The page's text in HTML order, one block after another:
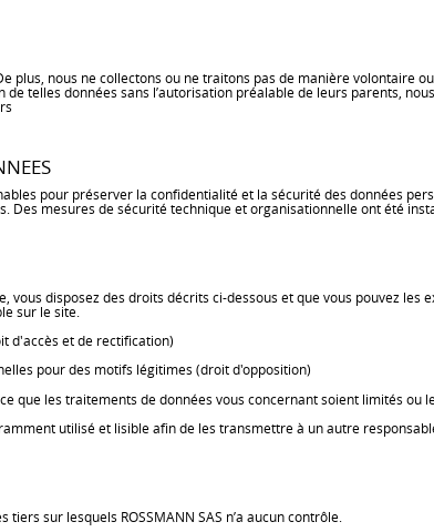
plus, nous ne collectons ou ne traitons pas de manière volontaire
telles données sans l’autorisation préalable de leurs parents,
pour préserver la confidentialité et la sécurité des données
Des mesures de sécurité technique et organisationnelle ont été
vous disposez des droits décrits ci-dessous et que vous pouvez les
sur le site.
et de rectification)
pour des motifs légitimes (droit d'opposition)
les traitements de données vous concernant soient limités ou
utilisé et lisible afin de les transmettre à un autre
sur lesquels ROSSMANN SAS n’a aucun contrôle.